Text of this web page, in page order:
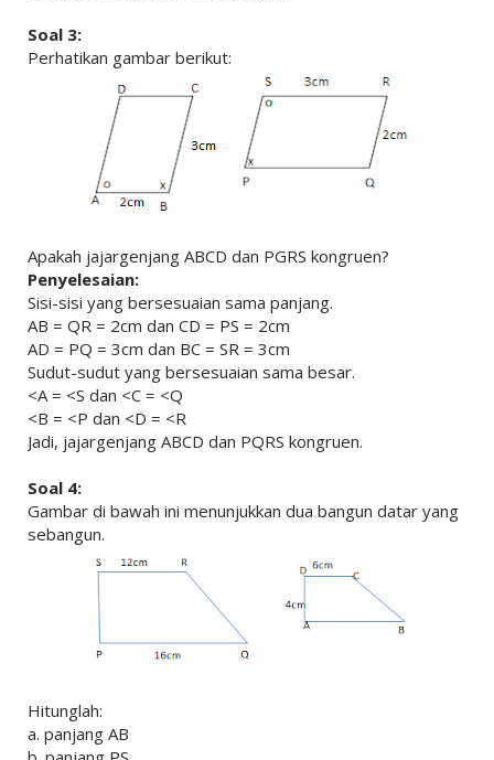
Soal 3:
Perhatikan gambar berikut:
Apakah jajargenjang ABCD dan PGRS kongruen?
Penyelesaian:
Sisi-sisi yang bersesuaian sama panjang.
AB = QR = 2cm dan CD = PS = 2cm
AD = PQ = 3cm dan BC = SR = 3cm
Sudut-sudut yang bersesuaian sama besar.
<A = <S dan <C = <Q
<B = <P dan <D = <R
Jadi, jajargenjang ABCD dan PQRS kongruen.
Soal 4:
Gambar di bawah ini menunjukkan dua bangun datar yang
sebangun.
Hitunglah:
a. panjang AB